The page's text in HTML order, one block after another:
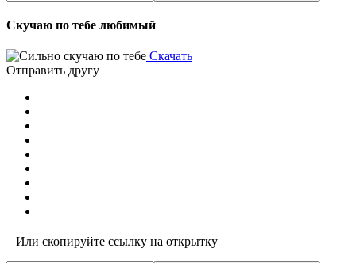
Скучаю по тебе любимый
Скачать
Отправить другу
Или скопируйте ссылку на открытку